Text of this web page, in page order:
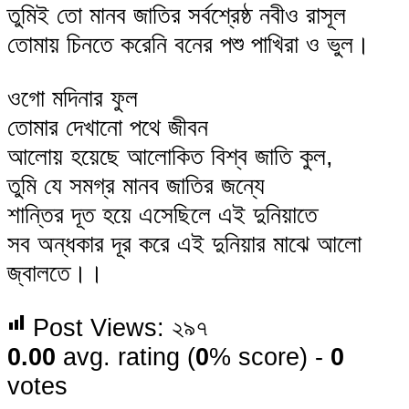
তুমিই তো মানব জাতির সর্বশ্রেষ্ঠ নবীও রাসূল
তোমায় চিনতে করেনি বনের পশু পাখিরা ও ভুল।
ওগো মদিনার ফুল
তোমার দেখানো পথে জীবন
আলোয় হয়েছে আলোকিত বিশ্ব জাতি কুল,
তুমি যে সমগ্র মানব জাতির জন্যে
শান্তির দূত হয়ে এসেছিলে এই দুনিয়াতে
সব অন্ধকার দূর করে এই দুনিয়ার মাঝে আলো
জ্বালতে।।
Post Views: ২৯৭
0.00 avg. rating (0% score) - 0
votes